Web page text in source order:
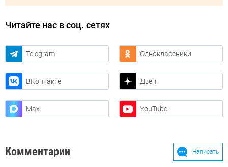
Читайте нас в соц. сетях
Telegram Одноклассники
ВКонтакте Дзен
Max YouTube
Комментарии Написать